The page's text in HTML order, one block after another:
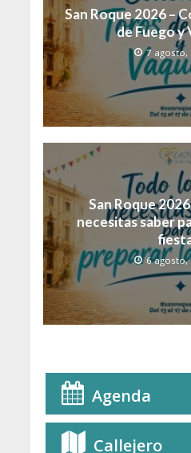
San Roque 2026 –
de Fuego y
7 agosto,
San Roque
necesitas saber
6 agosto,
Agenda
Callejero